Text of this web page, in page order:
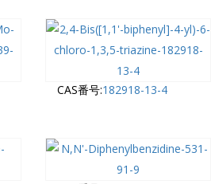
CAS番号:182918-13-4